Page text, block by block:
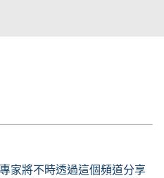
家將不時透過這個頻道分享